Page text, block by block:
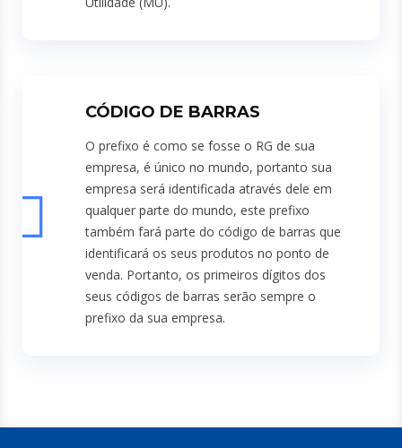
CÓDIGO DE BARRAS
O prefixo é como se fosse o RG de sua
empresa, é único no mundo, portanto sua
empresa será identificada através dele em
qualquer parte do mundo, este prefixo
também fará parte do código de barras que
identificará os seus produtos no ponto de
venda. Portanto, os primeiros dígitos dos
seus códigos de barras serão sempre o
prefixo da sua empresa.